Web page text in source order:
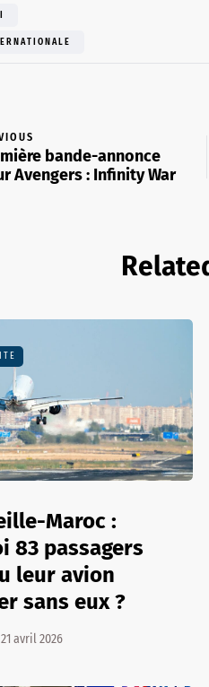
bande-annonce
Avengers : Infinity War
Maroc :
83 passagers
leur avion
sans eux ?
21 avril 2026